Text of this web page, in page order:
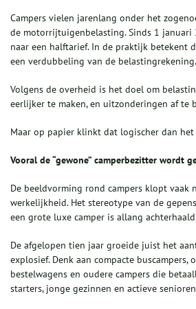
Campers vielen jarenlang onder het
de motorrijtuigenbelasting. Sinds 1 januari
naar een halftarief. In de praktijk betekent
een verdubbeling van de belastingrekening.
Volgens de overheid is het doel om
eerlijker te maken, en uitzonderingen af te
Maar op papier klinkt dat logischer dan
Vooral de “gewone” camperbezitter wordt
De beeldvorming rond campers klopt vaak
werkelijkheid. Het stereotype van de
een grote luxe camper is allang
De afgelopen tien jaar groeide juist het
explosief. Denk aan compacte buscampers,
bestelwagens en oudere campers die
starters, jonge gezinnen en actieve